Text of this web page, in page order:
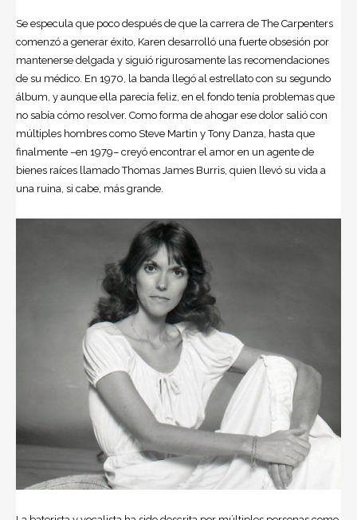
Se especula que poco después de que la carrera de The Carpenters
comenzó a generar éxito, Karen desarrolló una fuerte obsesión por
mantenerse delgada y siguió rigurosamente las recomendaciones
de su médico. En 1970, la banda llegó al estrellato con su segundo
álbum, y aunque ella parecía feliz, en el fondo tenía problemas que
no sabía cómo resolver. Como forma de ahogar ese dolor salió con
múltiples hombres como Steve Martin y Tony Danza, hasta que
finalmente –en 1979– creyó encontrar el amor en un agente de
bienes raíces llamado Thomas James Burris, quien llevó su vida a
una ruina, si cabe, más grande.